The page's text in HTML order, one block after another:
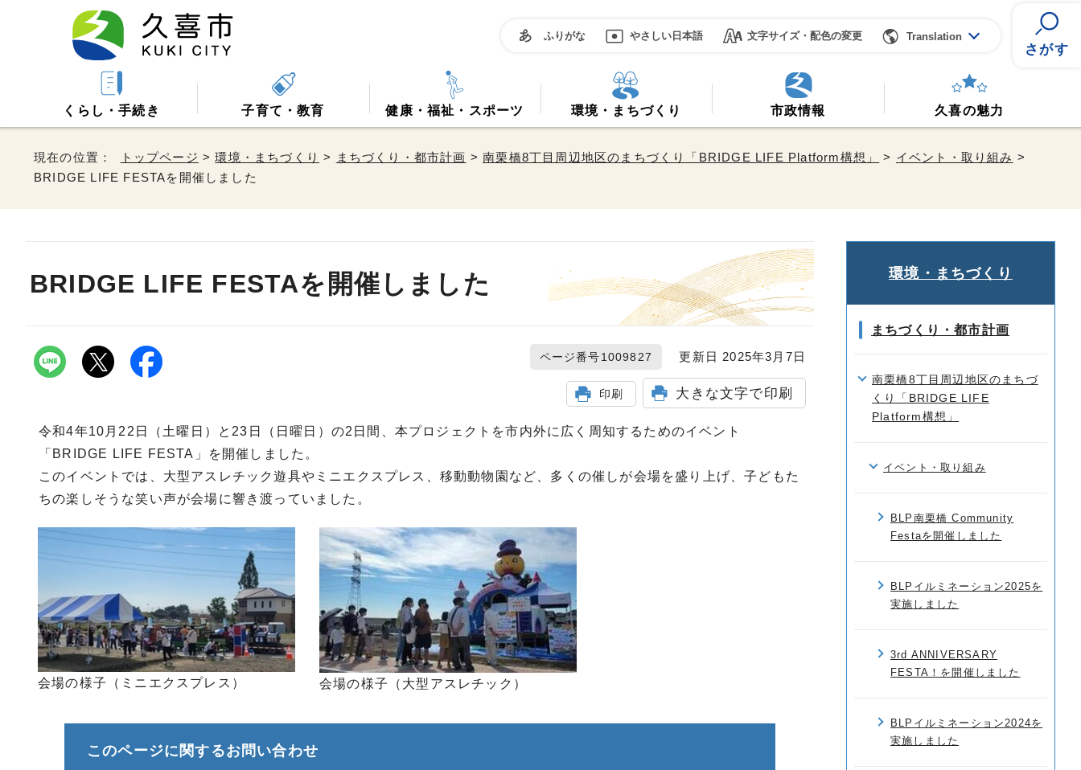
ふりがな やさしい日本語 文字サイズ・配色の変更 Translation
さがす
くらし・手続き 子育て・教育 健康・福祉・スポーツ 環境・まちづくり 市政情報 久喜の魅力
現在の位置： トップページ >環境・まちづくり > まちづくり・都市計画 >南栗橋8丁目周辺地区のまちづくり「BRIDGE LIFE Platform構想」 > イベント・取り組み >
BRIDGE LIFE FESTAを開催しました
BRIDGE LIFE FESTAを開催しました
ページ番号1009827 更新日 2025年3月7日
印刷 大きな文字で印刷
令和4年10月22日（土曜日）と23日（日曜日）の2日間、本プロジェクトを市内外に広く周知するためのイベント
「BRIDGE LIFE FESTA」を開催しました。
このイベントでは、大型アスレチック遊具やミニエクスプレス、移動動物園など、多くの催しが会場を盛り上げ、子どもた
ちの楽しそうな笑い声が会場に響き渡っていました。
会場の様子（ミニエクスプレス） 会場の様子（大型アスレチック）
このページに関するお問い合わせ
環境・まちづくり
まちづくり・都市計画
南栗橋8丁目周辺地区のまちづ
くり「BRIDGE LIFE
Platform構想」
イベント・取り組み
BLP南栗橋 Community
Festaを開催しました
BLPイルミネーション2025を
実施しました
3rd ANNIVERSARY
FESTA！を開催しました
BLPイルミネーション2024を
実施しました